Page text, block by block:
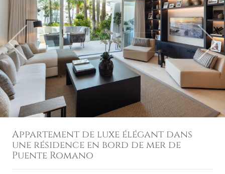
Previous Next
Appartement de luxe élégant dans
une résidence en bord de mer de
Puente Romano